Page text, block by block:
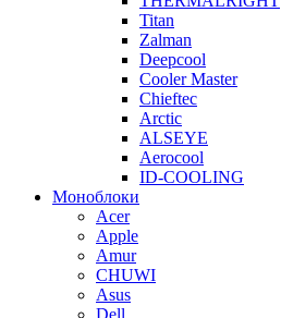
Titan
Zalman
Deepcool
Cooler Master
Chieftec
Arctic
ALSEYE
Aerocool
ID-COOLING
Моноблоки
Acer
Apple
Amur
CHUWI
Asus